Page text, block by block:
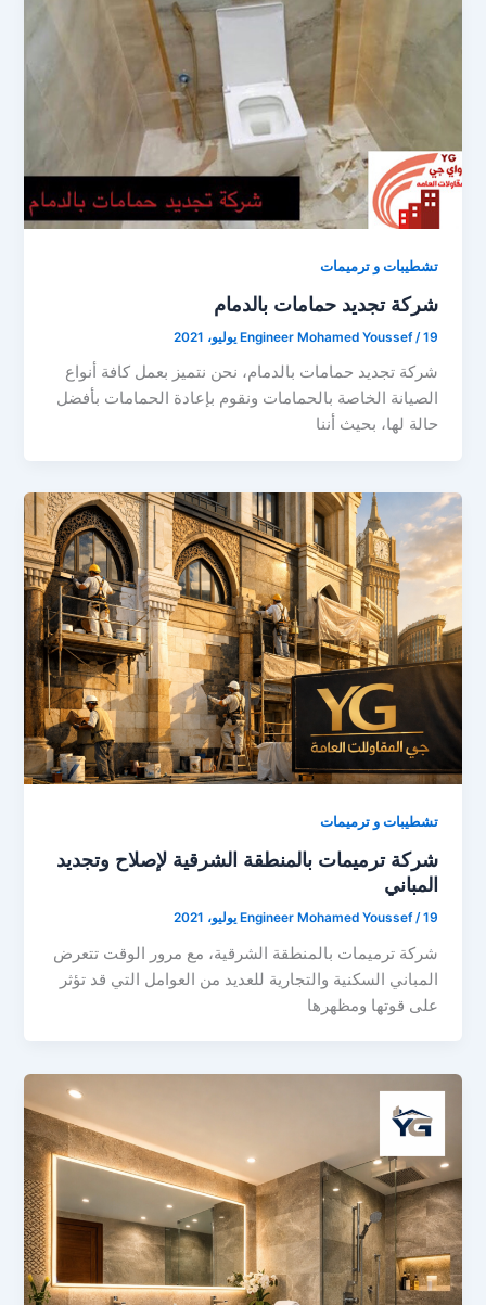
تشطيبات و ترميمات
شركة تجديد حمامات بالدمام
Engineer Mohamed Youssef /19 يوليو، 2021
شركة تجديد حمامات بالدمام، نحن نتميز بعمل كافة أنواع
الصيانة الخاصة بالحمامات ونقوم بإعادة الحمامات بأفضل
حالة لها، بحيث أننا
تشطيبات و ترميمات
شركة ترميمات بالمنطقة الشرقية لإصلاح وتجديد
المباني
Engineer Mohamed Youssef /19 يوليو، 2021
شركة ترميمات بالمنطقة الشرقية، مع مرور الوقت تتعرض
المباني السكنية والتجارية للعديد من العوامل التي قد تؤثر
على قوتها ومظهرها